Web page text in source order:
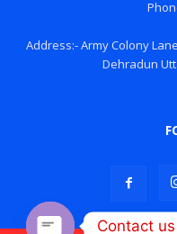
Address:- Army Colony
Dehradun
Contact us